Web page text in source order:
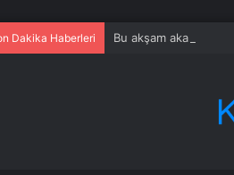
Dakika Haberleri Bu akşam akaryakıta